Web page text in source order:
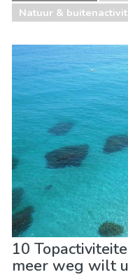
Natuur &
10
meer weg wilt